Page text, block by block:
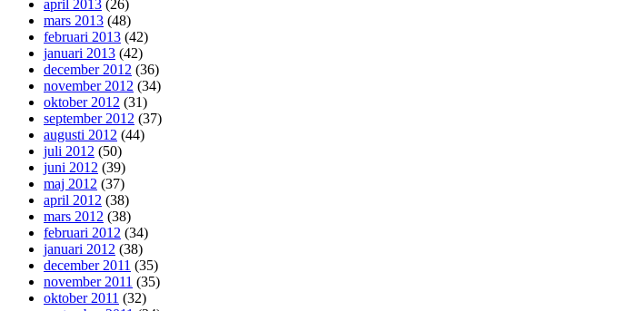
april 2013 (26)
mars 2013 (48)
februari 2013 (42)
januari 2013 (42)
december 2012 (36)
november 2012 (34)
oktober 2012 (31)
september 2012 (37)
augusti 2012 (44)
juli 2012 (50)
juni 2012 (39)
maj 2012 (37)
april 2012 (38)
mars 2012 (38)
februari 2012 (34)
januari 2012 (38)
december 2011 (35)
november 2011 (35)
oktober 2011 (32)